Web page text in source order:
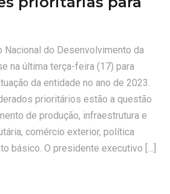
do Desenvolvimento da
na última terça-feira (17) para
da entidade no ano de 2023.
prioritários estão a questão
de produção, infraestrutura e
comércio exterior, política
básico. O presidente executivo […]